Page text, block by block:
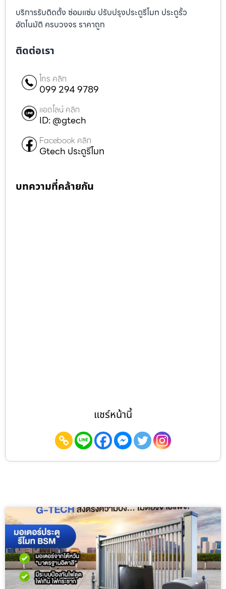
บริการรับติดตั้ง ซ่อมแซ่ม ปรับปรุงประตูรีโมท ประตูรั้ว
อัตโนมัติ ครบวงจร ราคาถูก
ติดต่อเรา
โทร คลิก
099 294 9789
แอดไลน์ คลิก
ID: @gtech
Facebook คลิก
Gtech ประตูรีโมท
บทความที่คล้ายกัน
แชร์หน้านี้